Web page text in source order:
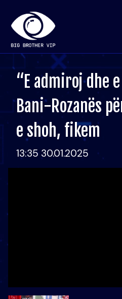
“E admiroj dhe
Bani-Rozanës
e shoh, fikem
13:35 30.01.2025